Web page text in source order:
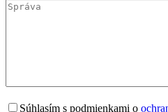
Súhlasím s podmienkami o